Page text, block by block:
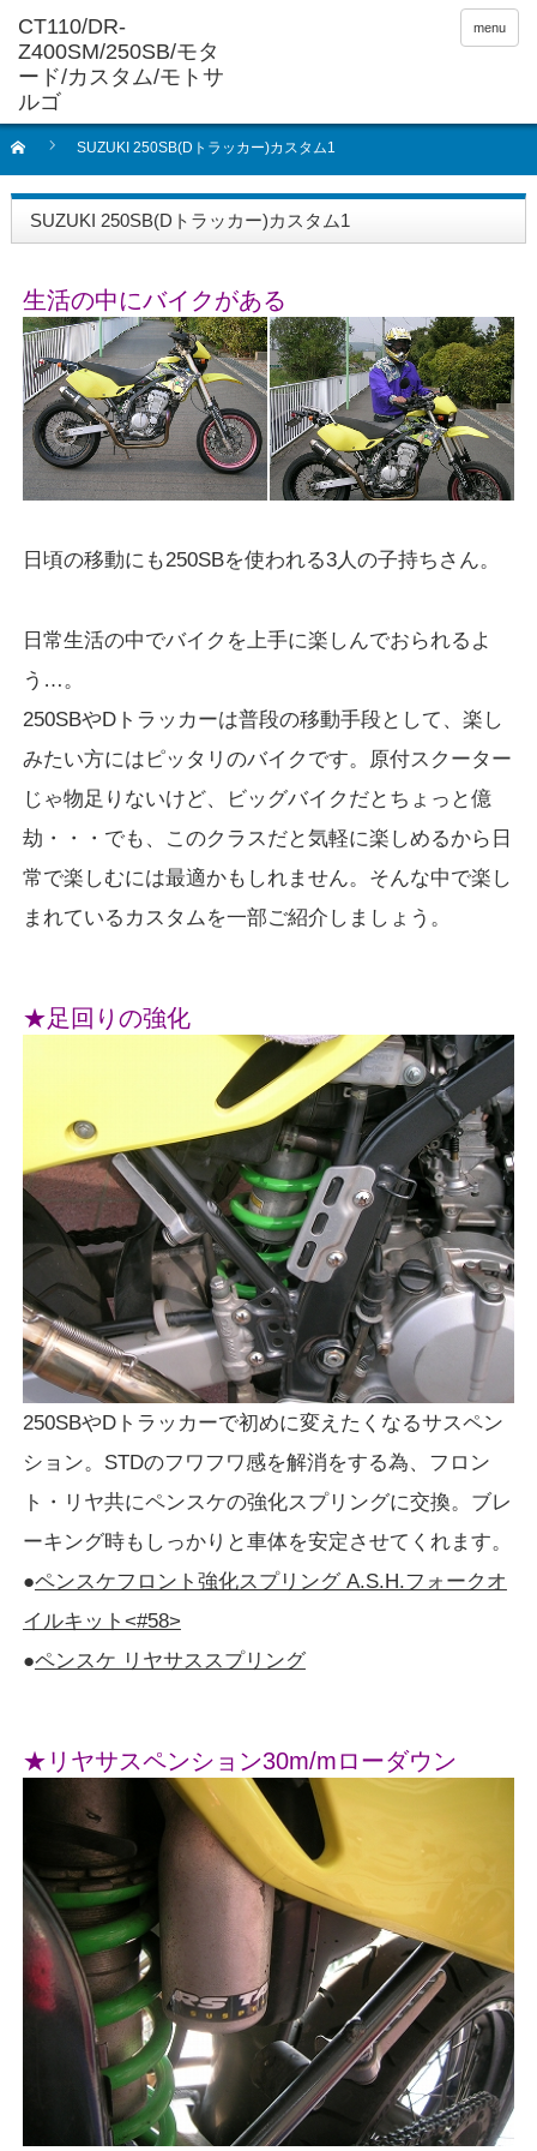
menu
SUZUKI 250SB(Dトラッカー)カスタム1
SUZUKI 250SB(Dトラッカー)カスタム1
生活の中にバイクがある
日頃の移動にも250SBを使われる3人の子持ちさん。
日常生活の中でバイクを上手に楽しんでおられるよ
う…。
250SBやDトラッカーは普段の移動手段として、楽し
みたい方にはピッタリのバイクです。原付スクーター
じゃ物足りないけど、ビッグバイクだとちょっと億
劫・・・でも、このクラスだと気軽に楽しめるから日
常で楽しむには最適かもしれません。そんな中で楽し
まれているカスタムを一部ご紹介しましょう。
★足回りの強化
250SBやDトラッカーで初めに変えたくなるサスペン
ション。STDのフワフワ感を解消をする為、フロン
ト・リヤ共にペンスケの強化スプリングに交換。ブレ
ーキング時もしっかりと車体を安定させてくれます。
●ペンスケフロント強化スプリング A.S.H.フォークオ
イルキット<#58>
●ペンスケ リヤサススプリング
★リヤサスペンション30m/mローダウン